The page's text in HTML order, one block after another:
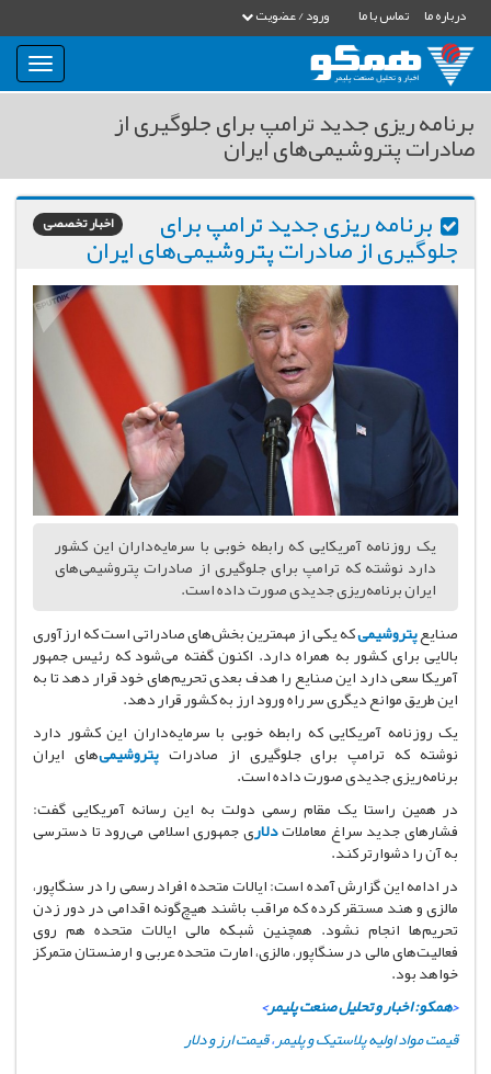
درباره ما تماس با ما ورود / عضویت
بار
و
برنامه ریزی جدید ترامپ برای جلوگیری از
صادرات پتروشیمی‌های ایران
اخبار تخصصی برنامه ریزی جدید ترامپ برای
جلوگیری از صادرات پتروشیمی‌های ایران
یک روزنامه آمریکایی که رابطه خوبی با سرمایه‌داران این کشور
دارد نوشته که ترامپ برای جلوگیری از صادرات پتروشیمی‌های
ایران برنامه‌ریزی جدیدی صورت داده است.
صنایعپتروشیمیکه یکی از مهمترین بخش‌های صادراتی است که ارزآوری
بالایی برای کشور به همراه دارد. اکنون گفته می‌شود که رئیس جمهور
آمریکا سعی دارد این صنایع را هدف بعدی تحریم‌های خود قرار دهد تا به
این طریق موانع دیگری سر راه ورود ارز به کشور قرار دهد.
یک روزنامه آمریکایی که رابطه خوبی با سرمایه‌داران این کشور دارد
نوشته که ترامپ برای جلوگیری از صادرات پتروشیمی‌های ایران
برنامه‌ریزی جدیدی صورت داده است.
در همین راستا یک مقام رسمی دولت به این رسانه آمریکایی گفت:
فشار‌های جدید سراغ معاملاتدلاری جمهوری اسلامی می‌رود تا دسترسی
به آن را دشوارتر کند.
در ادامه این گزارش آمده است: ایالات متحده افراد رسمی را در سنگاپور،
مالزی و هند مستقر کرده که مراقب باشند هیچ‌گونه اقدامی در دور زدن
تحریم‌ها انجام نشود. همچنین شبکه مالی ایالات متحده هم روی
فعالیت‌های مالی در سنگاپور، مالزی، امارت متحده عربی و ارمنستان متمرکز
خواهد بود.
<همکو: اخبار و تحلیل صنعت پلیمر>
قیمت مواد اولیه پلاستیک و پلیمر،قیمت ارز و دلار